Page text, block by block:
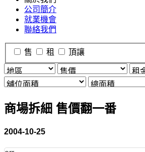
公司簡介
就業機會
聯絡我們
售 租 頂讓
商場拆細 售價翻一番
2004-10-25